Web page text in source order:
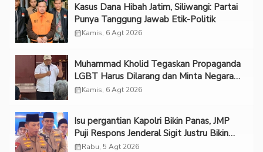
Kasus Dana Hibah Jatim, Siliwangi: Partai
Punya Tanggung Jawab Etik-Politik
calendar_monthKamis, 6 Agt 2026
Muhammad Kholid Tegaskan Propaganda
LGBT Harus Dilarang dan Minta Negara
Melindungi Korban
calendar_monthKamis, 6 Agt 2026
Isu pergantian Kapolri Bikin Panas, JMP
Puji Respons Jenderal Sigit Justru Bikin
“Adem”
calendar_monthRabu, 5 Agt 2026